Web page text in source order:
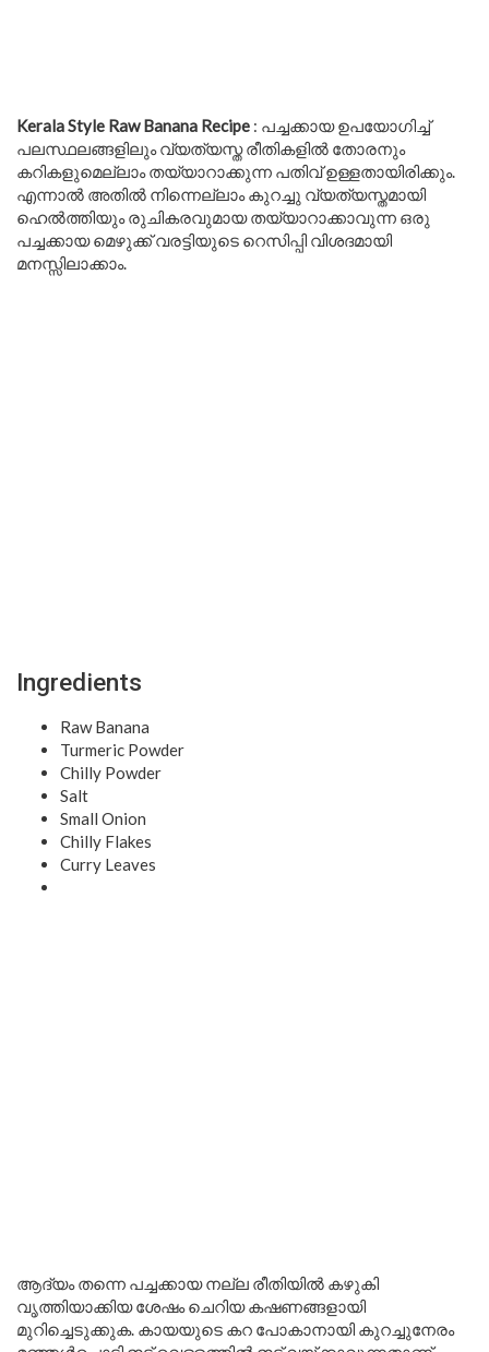
Kerala Style Raw Banana Recipe : പച്ചക്കായ ഉപയോഗിച്ച്
പലസ്ഥലങ്ങളിലും വ്യത്യസ്ത രീതികളിൽ തോരനും
കറികളുമെല്ലാം തയ്യാറാക്കുന്ന പതിവ് ഉള്ളതായിരിക്കും.
എന്നാൽ അതിൽ നിന്നെല്ലാം കുറച്ചു വ്യത്യസ്തമായി
ഹെൽത്തിയും രുചികരവുമായ തയ്യാറാക്കാവുന്ന ഒരു
പച്ചക്കായ മെഴുക്ക് വരട്ടിയുടെ റെസിപ്പി വിശദമായി
മനസ്സിലാക്കാം.
Ingredients
Raw Banana
Turmeric Powder
Chilly Powder
Salt
Small Onion
Chilly Flakes
Curry Leaves
ആദ്യം തന്നെ പച്ചക്കായ നല്ല രീതിയിൽ കഴുകി
വൃത്തിയാക്കിയ ശേഷം ചെറിയ കഷണങ്ങളായി
മുറിച്ചെടുക്കുക. കായയുടെ കറ പോകാനായി കുറച്ചുനേരം